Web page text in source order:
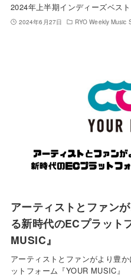
2024年上半期インディーズベス
2024年6月27日 RYO Weekly Music
アーティストとファン
る新時代のECプラット
MUSIC』
アーティストとファンがより豊
ットフォーム『YOUR MUSIC』